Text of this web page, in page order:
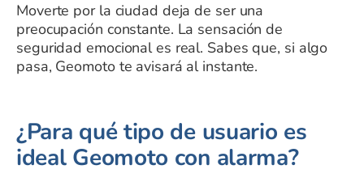
Moverte por la ciudad deja de ser una
preocupación constante. La sensación de
seguridad emocional es real. Sabes que, si algo
pasa, Geomoto te avisará al instante.
¿Para qué tipo de usuario es
ideal Geomoto con alarma?